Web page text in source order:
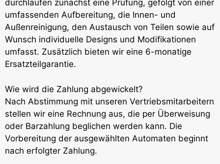
durchlaufen zunächst eine Prüfung, gefolgt von einer
umfassenden Aufbereitung, die Innen- und
Außenreinigung, den Austausch von Teilen sowie auf
Wunsch individuelle Designs und Modifikationen
umfasst. Zusätzlich bieten wir eine 6-monatige
Ersatzteilgarantie.
Wie wird die Zahlung abgewickelt?
Nach Abstimmung mit unseren Vertriebsmitarbeitern
stellen wir eine Rechnung aus, die per Überweisung
oder Barzahlung beglichen werden kann. Die
Vorbereitung der ausgewählten Automaten beginnt
nach erfolgter Zahlung.